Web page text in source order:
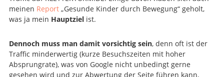
meinen Report„Gesunde Kinder durch Bewegung“ geholt,
was ja mein Hauptzielist.
Dennoch muss man damit vorsichtig sein, denn oft ist der
Traffic minderwertig (kurze Besuchszeiten mit hoher
Absprungrate), was von Google nicht unbedingt gerne
gesehen wird und zur Abwertung der Seite führen kann.